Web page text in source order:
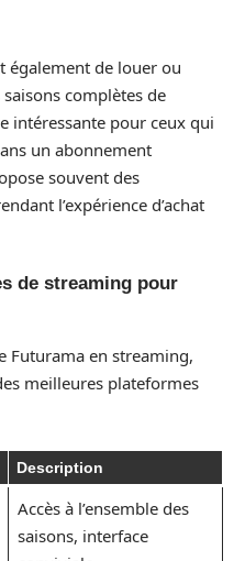
également de louer ou
saisons complètes de
intéressante pour ceux qui
un abonnement
souvent des
l’expérience d’achat
de streaming pour
Futurama en streaming,
meilleures plateformes
Description
Accès à l’ensemble des
saisons, interface